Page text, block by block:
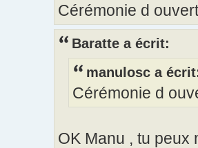
Cérémonie d
Baratte a écrit:
manulosc a
Cérémonie d
OK Manu , tu peux